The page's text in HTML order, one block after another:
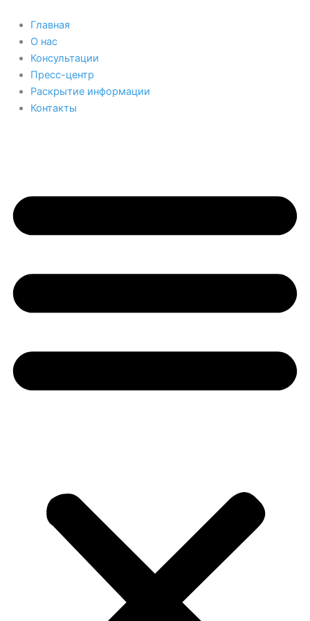
содержимому
Главная
О нас
Консультации
Пресс-центр
Раскрытие информации
Контакты